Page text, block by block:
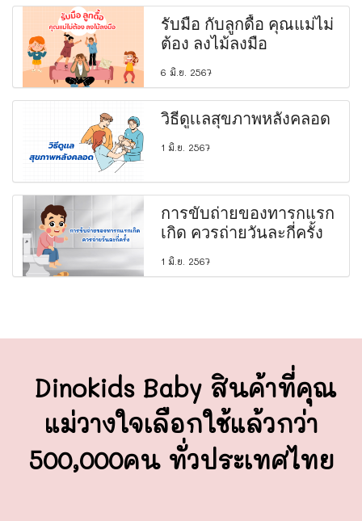
รับมือ กับลูกดื้อ คุณแม่ไม่
ต้อง ลงไม้ลงมือ
6 มิ.ย. 2567
วิธีดูเเลสุขภาพหลังคลอด
1 มิ.ย. 2567
การขับถ่ายของทารกแรก
เกิด ควรถ่ายวันละกี่ครั้ง
1 มิ.ย. 2567
Dinokids Baby สินค้าที่คุณ
แม่วางใจเลือกใช้แล้วกว่า
500,000คน ทั่วประเทศไทย